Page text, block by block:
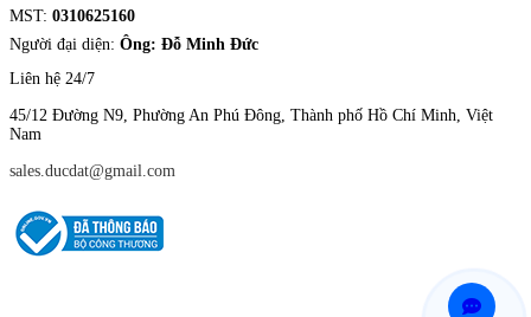
MST: 0310625160
Người đại diện: Ông: Đỗ Minh Đức
Liên hệ 24/7
45/12 Đường N9, Phường An Phú Đông, Thành phố Hồ Chí Minh, Việt
Nam
sales.ducdat@gmail.com